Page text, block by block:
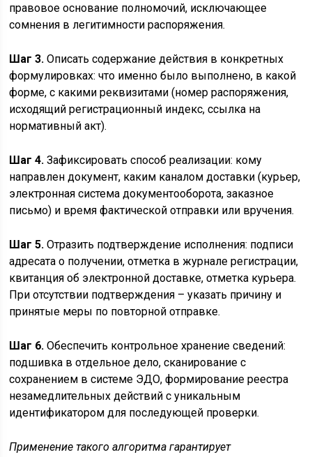
правовое основание полномочий, исключающее
сомнения в легитимности распоряжения.
Шаг 3. Описать содержание действия в конкретных
формулировках: что именно было выполнено, в какой
форме, с какими реквизитами (номер распоряжения,
исходящий регистрационный индекс, ссылка на
нормативный акт).
Шаг 4. Зафиксировать способ реализации: кому
направлен документ, каким каналом доставки (курьер,
электронная система документооборота, заказное
письмо) и время фактической отправки или вручения.
Шаг 5. Отразить подтверждение исполнения: подписи
адресата о получении, отметка в журнале регистрации,
квитанция об электронной доставке, отметка курьера.
При отсутствии подтверждения – указать причину и
принятые меры по повторной отправке.
Шаг 6. Обеспечить контрольное хранение сведений:
подшивка в отдельное дело, сканирование с
сохранением в системе ЭДО, формирование реестра
незамедлительных действий с уникальным
идентификатором для последующей проверки.
Применение такого алгоритма гарантирует